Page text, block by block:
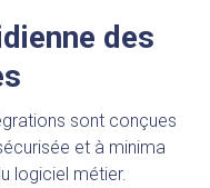
des
sont conçues
et à minima
logiciel métier.